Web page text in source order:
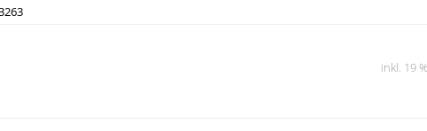
inkl. 19